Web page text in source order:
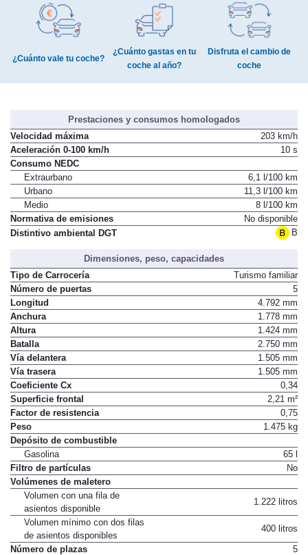
¿Cuánto vale tu coche?
¿Cuánto gastas en tu
coche al año?
Disfruta el cambio de
coche
Prestaciones y consumos homologados
Velocidad máxima
203 km/h
Aceleración 0-100 km/h
10 s
Consumo NEDC
Extraurbano
6,1 l/100 km
Urbano
11,3 l/100 km
Medio
8 l/100 km
Normativa de emisiones
No disponible
Distintivo ambiental DGT
B
Dimensiones, peso, capacidades
Tipo de Carrocería
Turismo familiar
Número de puertas
5
Longitud
4.792 mm
Anchura
1.778 mm
Altura
1.424 mm
Batalla
2.750 mm
Vía delantera
1.505 mm
Vía trasera
1.505 mm
Coeficiente Cx
0,34
Superficie frontal
2,21 m²
Factor de resistencia
0,75
Peso
1.475 kg
Depósito de combustible
Gasolina
65 l
Filtro de partículas
No
Volúmenes de maletero
Volumen con una fila de
asientos disponible
1.222 litros
Volumen mínimo con dos filas
de asientos disponibles
400 litros
Número de plazas
5